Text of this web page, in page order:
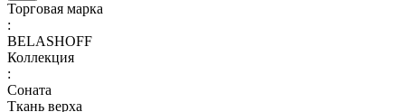
Торговая марка
:
BELASHOFF
Коллекция
:
Соната
Ткань верха